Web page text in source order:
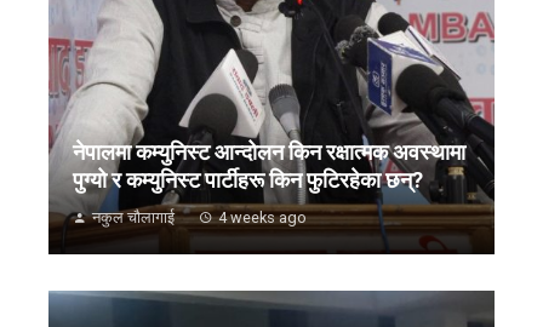
नेपालमा कम्युनिस्ट आन्दोलन किन रक्षात्मक अवस्थामा
पुग्यो र कम्युनिस्ट पार्टीहरू किन फुटिरहेका छन्?
नकुल चौलागाई 4 weeks ago